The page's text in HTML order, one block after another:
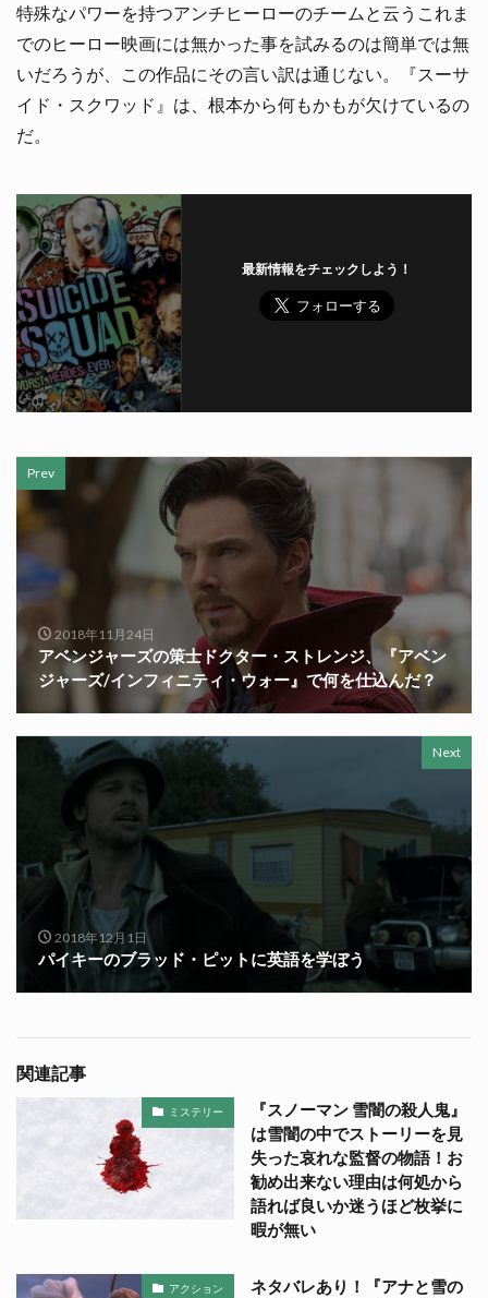
特殊なパワーを持つアンチヒーローのチームと云うこれま
でのヒーロー映画には無かった事を試みるのは簡単では無
いだろうが、この作品にその言い訳は通じない。『スーサ
イド・スクワッド』は、根本から何もかもが欠けているの
だ。
最新情報をチェックしよう！
Prev
2018年11月24日
アベンジャーズの策士ドクター・ストレンジ、『アベン
ジャーズ/インフィニティ・ウォー』で何を仕込んだ？
Next
2018年12月1日
パイキーのブラッド・ピットに英語を学ぼう
関連記事
ミステリー
『スノーマン 雪闇の殺人鬼』
は雪闇の中でストーリーを見
失った哀れな監督の物語！お
勧め出来ない理由は何処から
語れば良いか迷うほど枚挙に
暇が無い
アクション
ネタバレあり！『アナと雪の